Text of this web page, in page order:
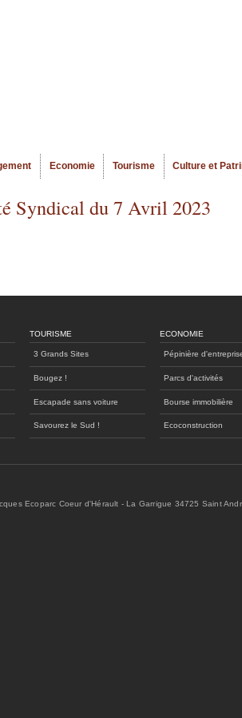
Economie Tourisme Culture et
Syndical du 7 Avril 2023
TOURISME
3 Grands Sites
Bougez !
Escapade sans voiture
Savourez le Sud !
ECONOMIE
Pépinière
Parcs d'activités
Bourse immobilière
Ecoconstruction
Ecoparc Coeur d'Hérault - La Garrigue 34725 Saint